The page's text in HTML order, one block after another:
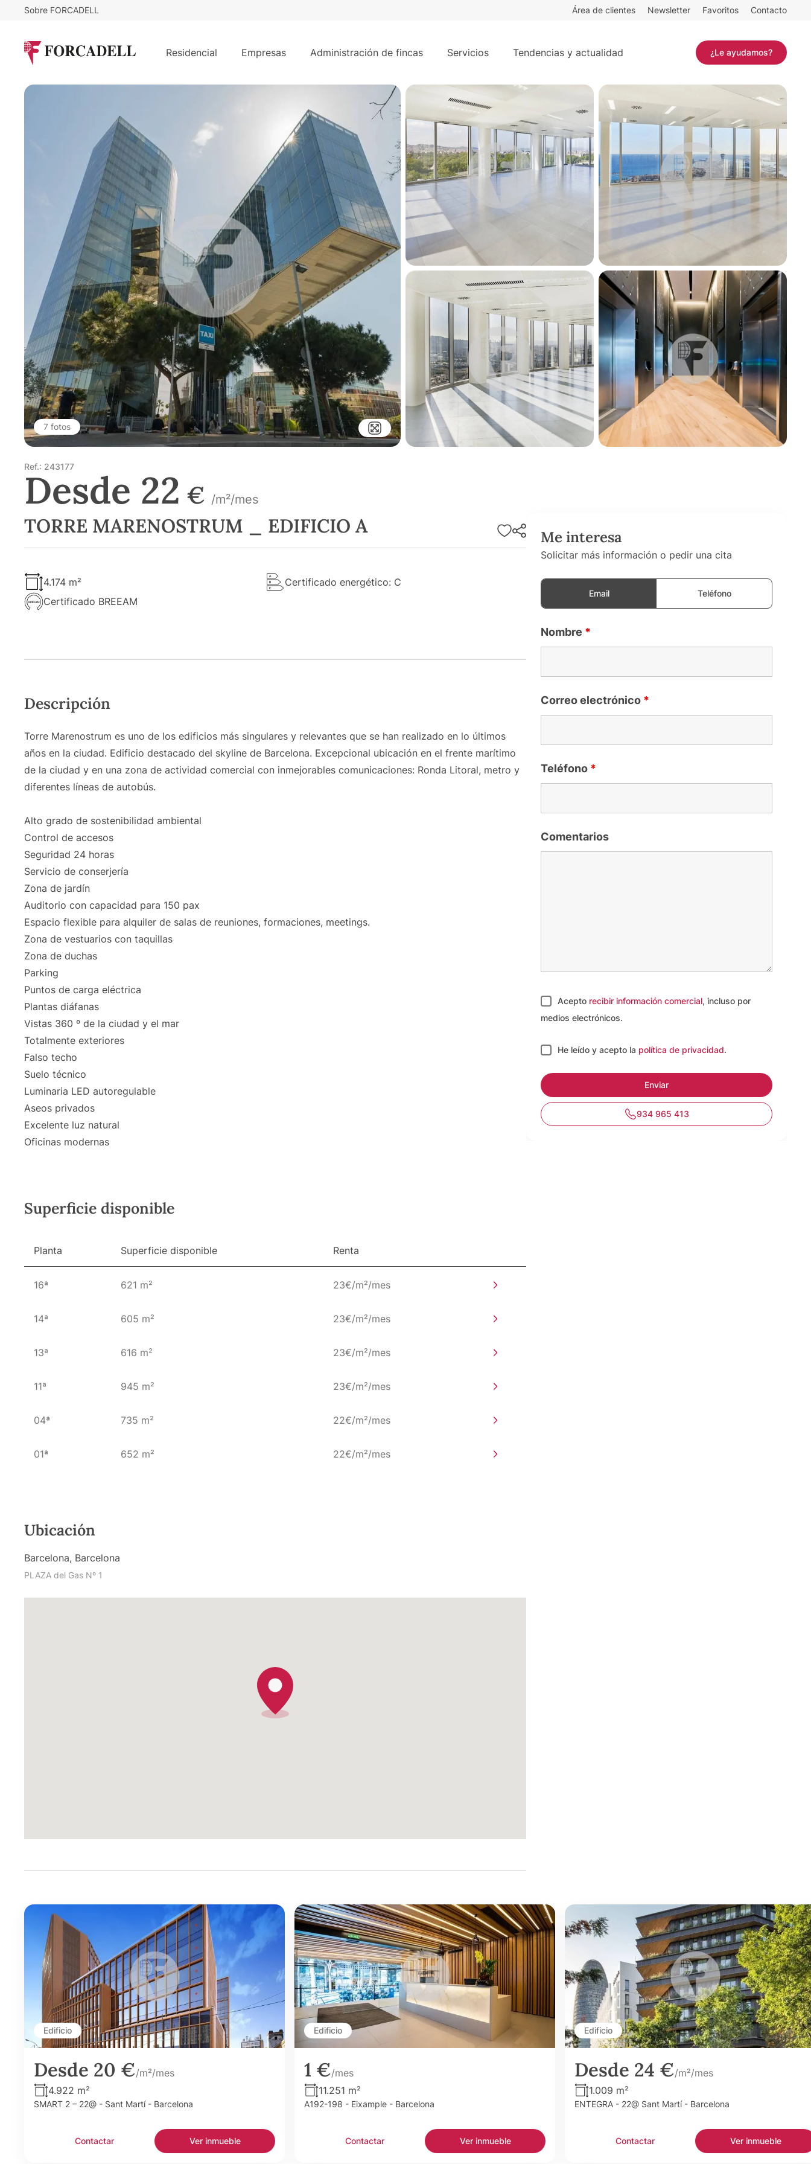
Sobre FORCADELL Área de clientes Newsletter Favoritos Contacto
Residencial Empresas Administración de fincas Servicios Tendencias y actualidad ¿Le ayudamos?
TORRE MARENOSTRUM _ EDIFICIO A
7 fotos
Ref.: 243177
Desde 22 € /m²/mes
TORRE MARENOSTRUM _ EDIFICIO A
4.174 m²
Certificado energético: C
Certificado BREEAM
Descripción
Torre Marenostrum es uno de los edificios más singulares y relevantes que se han realizado en lo últimos
años en la ciudad. Edificio destacado del skyline de Barcelona. Excepcional ubicación en el frente marítimo
de la ciudad y en una zona de actividad comercial con inmejorables comunicaciones: Ronda Litoral, metro y
diferentes líneas de autobús.
Alto grado de sostenibilidad ambiental
Control de accesos
Seguridad 24 horas
Servicio de conserjería
Zona de jardín
Auditorio con capacidad para 150 pax
Espacio flexible para alquiler de salas de reuniones, formaciones, meetings.
Zona de vestuarios con taquillas
Zona de duchas
Parking
Puntos de carga eléctrica
Plantas diáfanas
Vistas 360 º de la ciudad y el mar
Totalmente exteriores
Falso techo
Suelo técnico
Luminaria LED autoregulable
Aseos privados
Excelente luz natural
Oficinas modernas
Superficie disponible
Planta Superficie disponible Renta
16ª 621 m² 23€/m²/mes
14ª 605 m² 23€/m²/mes
13ª 616 m² 23€/m²/mes
11ª 945 m² 23€/m²/mes
04ª 735 m² 22€/m²/mes
01ª 652 m² 22€/m²/mes
Ubicación
Barcelona, Barcelona
PLAZA del Gas Nº 1
Me interesa
Solicitar más información o pedir una cita
Email Teléfono
Nombre *
Correo electrónico *
Teléfono *
Comentarios
Acepto recibir información comercial, incluso por
medios electrónicos.
He leído y acepto la política de privacidad.
934 965 413
Edificio
Desde 20 €/m²/mes
4.922 m²
SMART 2 – 22@ - Sant Martí - Barcelona
Contactar Ver inmueble
Edificio
1 €/mes
11.251 m²
A192-198 - Eixample - Barcelona
Contactar Ver inmueble
Edificio
Desde 24 €/m²/mes
1.009 m²
ENTEGRA - 22@ Sant Martí - Barcelona
Contactar Ver inmueble